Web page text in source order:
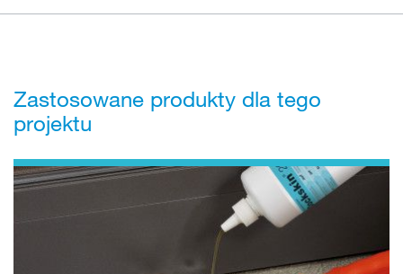
Zastosowane produkty dla tego
projektu